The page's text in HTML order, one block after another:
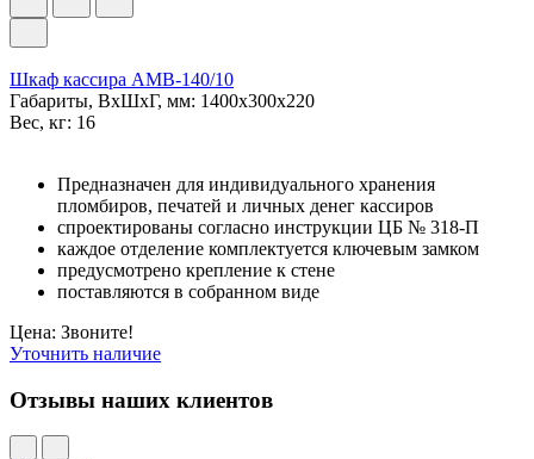
Шкаф кассира AMB-140/10
Габариты, ВxШxГ, мм: 1400x300x220
Вес, кг: 16
Предназначен для индивидуального хранения
пломбиров, печатей и личных денег кассиров
спроектированы согласно инструкции ЦБ № 318-П
каждое отделение комплектуется ключевым замком
предусмотрено крепление к стене
поставляются в собранном виде
Цена: Звоните!
Уточнить наличие
Отзывы наших клиентов